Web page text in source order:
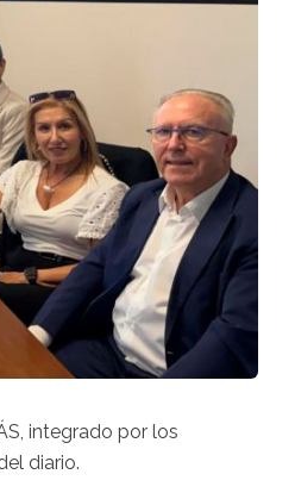
integrado por los
diario.